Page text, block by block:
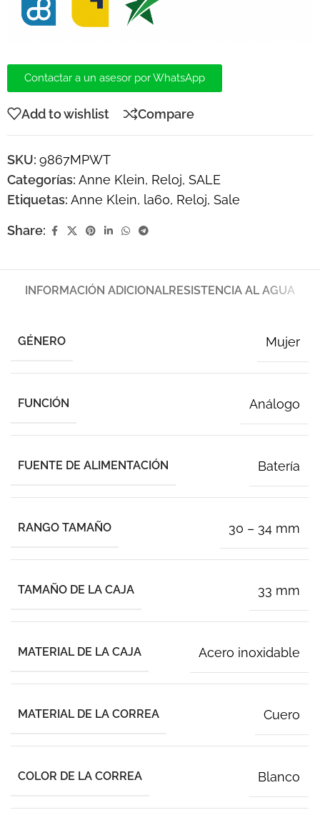
Contactar a un asesor por WhatsApp
Add to wishlist Compare
SKU: 9867MPWT
Categorías: Anne Klein, Reloj, SALE
Etiquetas: Anne Klein, la60, Reloj, Sale
Share:
INFORMACIÓN ADICIONALRESISTENCIA AL AGUA
GÉNERO Mujer
FUNCIÓN Análogo
FUENTE DE ALIMENTACIÓN Batería
RANGO TAMAÑO 30 – 34 mm
TAMAÑO DE LA CAJA 33 mm
MATERIAL DE LA CAJA Acero inoxidable
MATERIAL DE LA CORREA Cuero
COLOR DE LA CORREA Blanco